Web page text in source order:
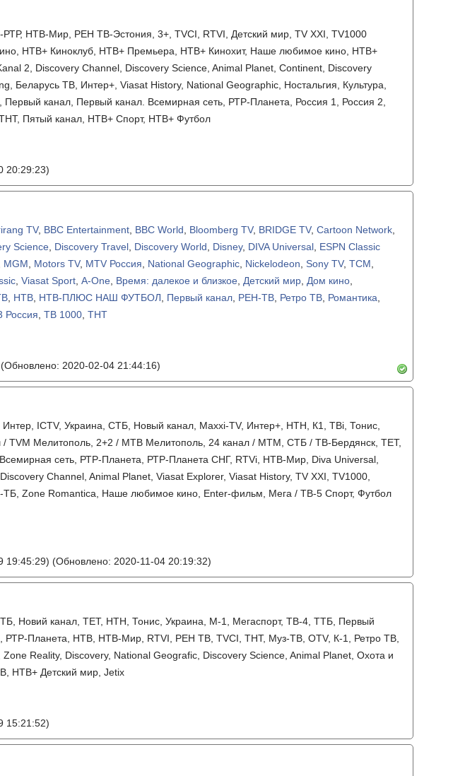
РТР, НТВ-Мир, РЕН ТВ-Эстония, 3+, TVCI, RTVI, Детский мир, TV XXI, TV1000
НТВ+ Киноклуб, НТВ+ Премьера, НТВ+ Кинохит, Наше любимое кино, НТВ+
2, Discovery Channel, Discovery Science, Animal Planet, Continent, Discovery
Беларусь ТВ, Интер+, Viasat History, National Geographic, Ностальгия, Культура,
канал, Первый канал. Всемирная сеть, РТР-Планета, Россия 1, Россия 2,
Пятый канал, НТВ+ Спорт, НТВ+ Футбол
20:29:23)
TV, BBC Entertainment BBC World Bloomberg TV, BRIDGE TV, Cartoon Network
Science Discovery Travel Discovery World Disney, DIVA Universal ESPN Classic
MGM Motors TV, MTV Россия National Geographic Nickelodeon Sony TV, TCM
Viasat Sport А-One Время: далекое и близкое Детский мир Дом кино
НТВ НТВ-ПЛЮС НАШ ФУТБОЛ Первый канал РЕН-ТВ Ретро ТВ Романтика
Россия ТВ 1000 ТНТ
(Обновлено: 2020-02-04 21:44:16)
ICTV, Украина, СТБ, Новый канал, Maxxi-TV, Интер+, НТН, К1, ТВі, Тонис,
TVM Мелитополь, 2+2 / МТВ Мелитополь, 24 канал / МТМ, СТБ / ТВ-Бердянск, ТЕТ,
сеть, РТР-Планета, РТР-Планета СНГ, RTVi, НТВ-Мир, Diva Universal,
Channel, Animal Planet, Viasat Explorer, Viasat History, TV XXI, TV1000,
ТБ, Zone Romantica, Наше любимое кино, Enter-фильм, Мега / ТВ-5 Спорт, Футбол
19:45:29) (Обновлено: 2020-11-04 20:19:32)
Новий канал, ТЕТ, НТН, Тонис, Украина, М-1, Мегаспорт, ТВ-4, ТТБ, Первый
РТР-Планета, НТВ, НТВ-Мир, RTVI, РЕН ТВ, TVCI, ТНТ, Муз-ТВ, OTV, К-1, Ретро ТВ,
Reality, Discovery, National Geografic, Discovery Science, Animal Planet, Охота и
НТВ+ Детский мир, Jetix
15:21:52)